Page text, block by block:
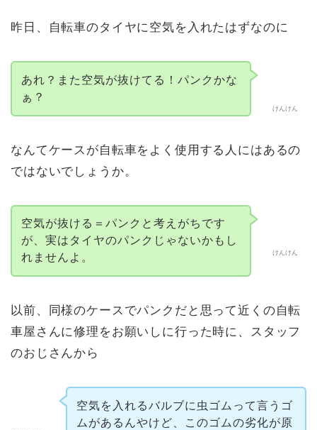
昨日、自転車のタイヤに空気を入れたはずなのに
けんけん
あれ？また空気が抜けてる！パンクかな
ぁ？
なんてケースが自転車をよく使用する人にはあるの
ではないでしょうか。
けんけん
空気が抜ける＝パンクと考えがちです
が、実はタイヤのパンクじゃないかもし
れませんよ。
以前、同様のケースでパンクだと思って近くの自転
車屋さんに修理をお願いしに行った時に、スタッフ
のおじさんから
空気を入れるバルブに虫ゴムって言うゴ
ムがあるんやけど、このゴムの劣化が原